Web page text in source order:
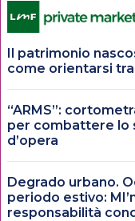
Il patrimonio
come orientarsi
“ARMS”:
per combattere lo
d’opera
Degrado urbano.
periodo estivo:
responsabilità